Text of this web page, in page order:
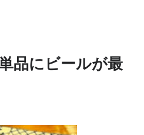
品にビールが最